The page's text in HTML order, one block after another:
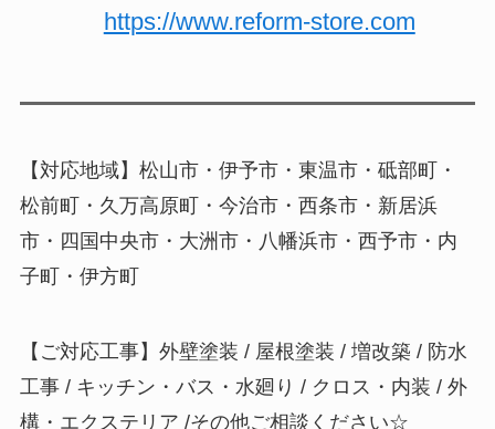
https://www.reform-store.com
【対応地域】松山市・伊予市・東温市・砥部町・
松前町・久万高原町・今治市・西条市・新居浜
市・四国中央市・大洲市・八幡浜市・西予市・内
子町・伊方町
【ご対応工事】外壁塗装 / 屋根塗装 / 増改築 / 防水
工事 / キッチン・バス・水廻り / クロス・内装 / 外
構・エクステリア /その他ご相談ください☆